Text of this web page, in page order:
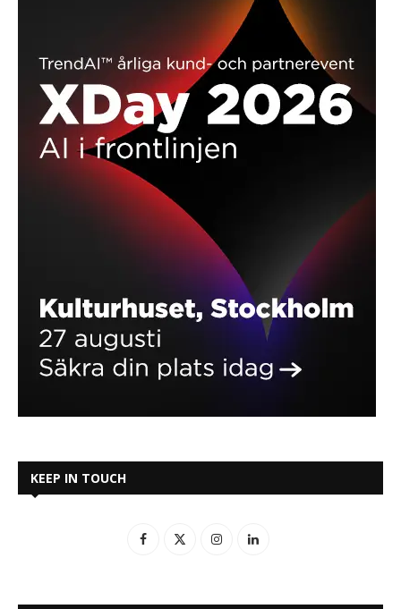
KEEP IN TOUCH